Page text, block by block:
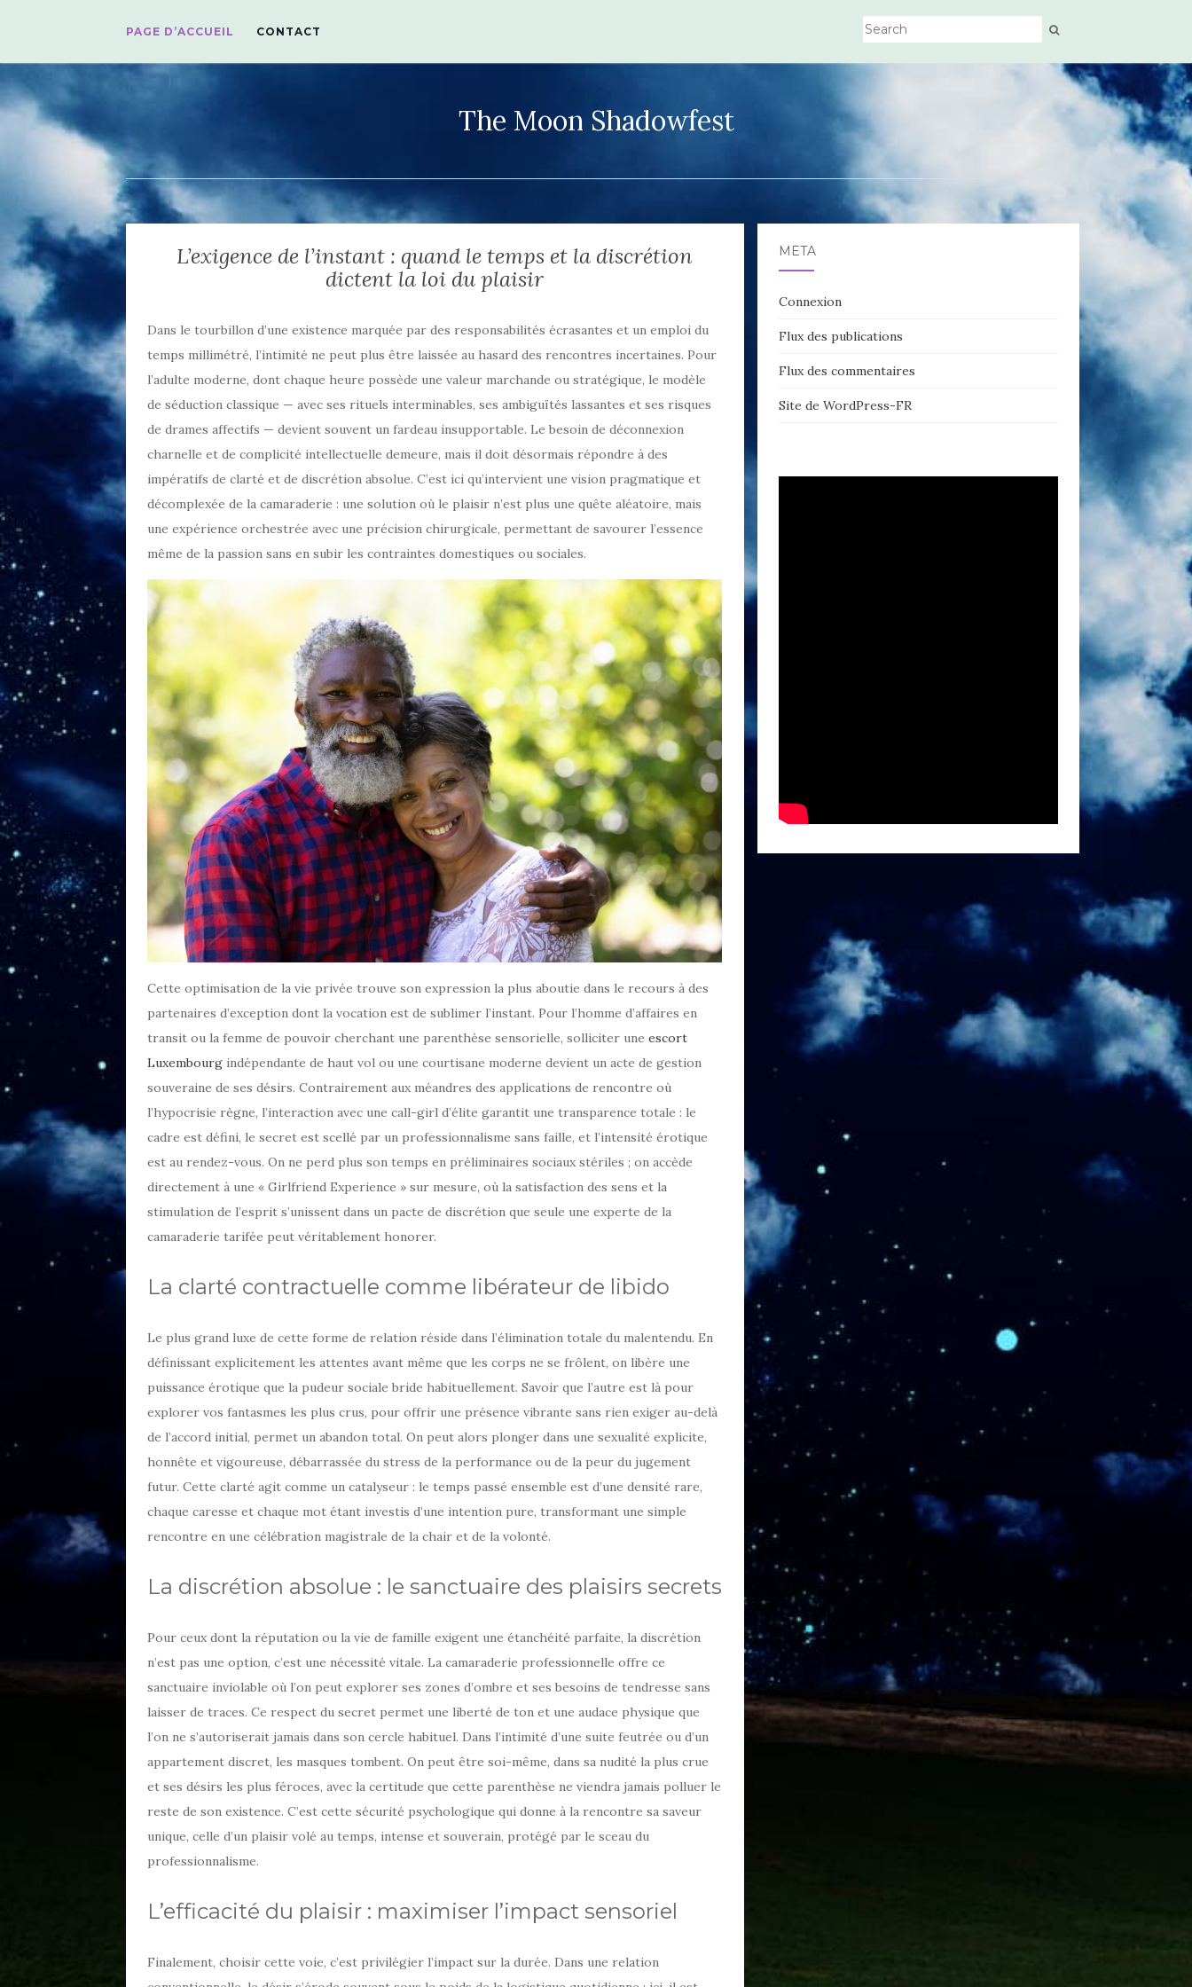
PAGE D’ACCUEIL CONTACT
The Moon Shadowfest
L’exigence de l’instant : quand le temps et la discrétion
dictent la loi du plaisir
Dans le tourbillon d’une existence marquée par des responsabilités écrasantes et un emploi du
temps millimétré, l’intimité ne peut plus être laissée au hasard des rencontres incertaines. Pour
l’adulte moderne, dont chaque heure possède une valeur marchande ou stratégique, le modèle
de séduction classique — avec ses rituels interminables, ses ambiguïtés lassantes et ses risques
de drames affectifs — devient souvent un fardeau insupportable. Le besoin de déconnexion
charnelle et de complicité intellectuelle demeure, mais il doit désormais répondre à des
impératifs de clarté et de discrétion absolue. C’est ici qu’intervient une vision pragmatique et
décomplexée de la camaraderie : une solution où le plaisir n’est plus une quête aléatoire, mais
une expérience orchestrée avec une précision chirurgicale, permettant de savourer l’essence
même de la passion sans en subir les contraintes domestiques ou sociales.
Cette optimisation de la vie privée trouve son expression la plus aboutie dans le recours à des
partenaires d’exception dont la vocation est de sublimer l’instant. Pour l’homme d’affaires en
transit ou la femme de pouvoir cherchant une parenthèse sensorielle, solliciter une escort
Luxembourg indépendante de haut vol ou une courtisane moderne devient un acte de gestion
souveraine de ses désirs. Contrairement aux méandres des applications de rencontre où
l’hypocrisie règne, l’interaction avec une call-girl d’élite garantit une transparence totale : le
cadre est défini, le secret est scellé par un professionnalisme sans faille, et l’intensité érotique
est au rendez-vous. On ne perd plus son temps en préliminaires sociaux stériles ; on accède
directement à une « Girlfriend Experience » sur mesure, où la satisfaction des sens et la
stimulation de l’esprit s’unissent dans un pacte de discrétion que seule une experte de la
camaraderie tarifée peut véritablement honorer.
La clarté contractuelle comme libérateur de libido
Le plus grand luxe de cette forme de relation réside dans l’élimination totale du malentendu. En
définissant explicitement les attentes avant même que les corps ne se frôlent, on libère une
puissance érotique que la pudeur sociale bride habituellement. Savoir que l’autre est là pour
explorer vos fantasmes les plus crus, pour offrir une présence vibrante sans rien exiger au-delà
de l’accord initial, permet un abandon total. On peut alors plonger dans une sexualité explicite,
honnête et vigoureuse, débarrassée du stress de la performance ou de la peur du jugement
futur. Cette clarté agit comme un catalyseur : le temps passé ensemble est d’une densité rare,
chaque caresse et chaque mot étant investis d’une intention pure, transformant une simple
rencontre en une célébration magistrale de la chair et de la volonté.
La discrétion absolue : le sanctuaire des plaisirs secrets
Pour ceux dont la réputation ou la vie de famille exigent une étanchéité parfaite, la discrétion
n’est pas une option, c’est une nécessité vitale. La camaraderie professionnelle offre ce
sanctuaire inviolable où l’on peut explorer ses zones d’ombre et ses besoins de tendresse sans
laisser de traces. Ce respect du secret permet une liberté de ton et une audace physique que
l’on ne s’autoriserait jamais dans son cercle habituel. Dans l’intimité d’une suite feutrée ou d’un
appartement discret, les masques tombent. On peut être soi-même, dans sa nudité la plus crue
et ses désirs les plus féroces, avec la certitude que cette parenthèse ne viendra jamais polluer le
reste de son existence. C’est cette sécurité psychologique qui donne à la rencontre sa saveur
unique, celle d’un plaisir volé au temps, intense et souverain, protégé par le sceau du
professionnalisme.
L’efficacité du plaisir : maximiser l’impact sensoriel
Finalement, choisir cette voie, c’est privilégier l’impact sur la durée. Dans une relation
MÉTA
Connexion
Flux des publications
Flux des commentaires
Site de WordPress-FR